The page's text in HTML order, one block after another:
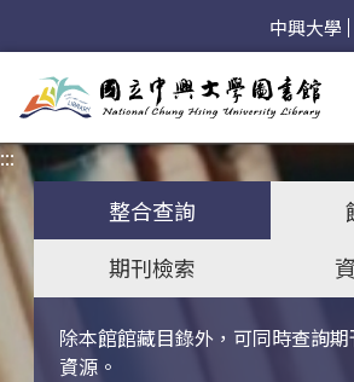
中興大學
:::
整合查詢
期刊檢索
除本館館藏目錄外，可同時查詢
資源。
關鍵字搜尋